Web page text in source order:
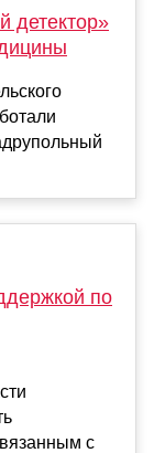
детектор»
по
с